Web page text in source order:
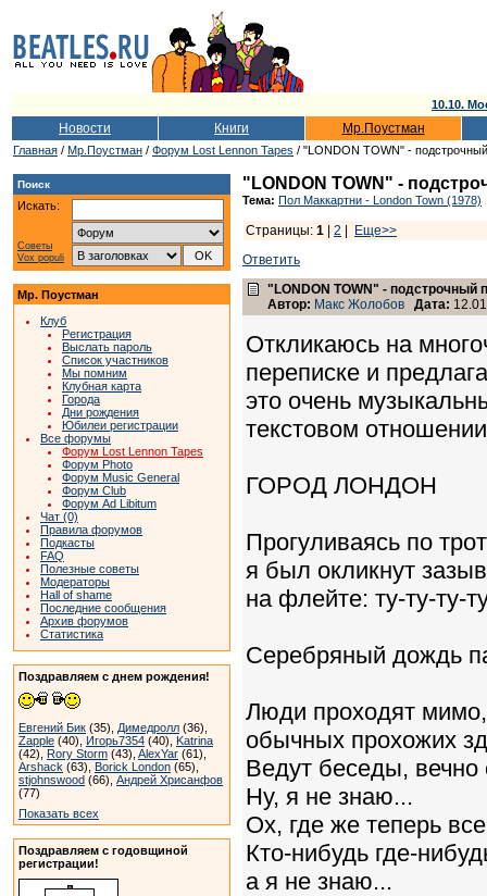
10.10.
Новости Книги Мр.Поустман
Главная / Мр.Поустман / Форум Lost Lennon Tapes / "LONDON TOWN" -
Поиск
Искать:
Советы
Vox populi
Мр. Поустман
Клуб
Регистрация
Выслать пароль
Список участников
Мы помним
Клубная карта
Города
Дни рождения
Юбилеи регистрации
Все форумы
Форум Lost Lennon Tapes
Форум Photo
Форум Music General
Форум Club
Форум Ad Libitum
Чат (0)
Правила форумов
Подкасты
FAQ
Полезные советы
Модераторы
Hall of shame
Последние сообщения
Архив форумов
Статистика
Поздравляем с днем рождения!
Евгений Бик (35), Димедролл (36),
Zapple (40), Игорь7354 (40), Katrina
(42), Rory Storm (43), AlexYar (61),
Arshack (63), Borick London (65),
stjohnswood (66), Андрей Хрисанфов
(77)
Показать всех
Поздравляем с годовщиной
регистрации!
"LONDON TOWN" -
Тема: Пол Маккартни - London Town (1978)
Страницы: 1 2
Еще>>
Ответить
"LONDON TOWN" - подстрочный
Автор: Макс Жолобов Дата:
Откликаюсь на
переписке и
это очень
текстовом
ГОРОД ЛОНДОН
Прогуливаясь по
я был окликнут
на флейте: ту-ту-ту-
Серебряный дождь
Люди проходят
обычных прохожих
Ведут беседы,
Ну, я не знаю...
Ох, где же теперь
Кто-нибудь где-
а я не знаю...